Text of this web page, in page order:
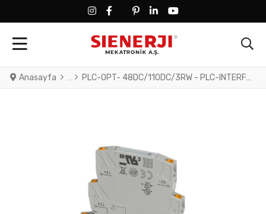
FACEBOOK SOCIAL LINK
FACEBOOK SOCIAL LINK
TWITTER SOCIAL LINK
PINTEREST SOCIAL LINK
LINKEDIN SOCIAL LINK
YOUTUBE SOCIAL LINK
Anasayfa PLC-OPT- 48DC/110DC/3RW - PLC-INTERFACE for railway applications, consisting of basic terminal block with push-in connection and integrated miniature solid-state relay, range: 0.7 x U to 1.25 x U, temperature range: -25°C to +70°C, 1 N/O contact, input: 48 V DC, output: 12 - 140 V DC/3 A